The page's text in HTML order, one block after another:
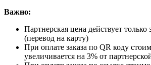
Важно:
Партнерская цена действует
(перевод на карту)
При оплате заказа по QR коду
увеличивается на 3% от